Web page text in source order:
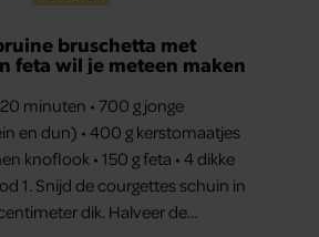
bruschetta met
feta wil je meteen maken
minuten • 700 g jonge
en dun) • 400 g kerstomaatjes
knoflook • 150 g feta • 4 dikke
1. Snijd de courgettes schuin in
dik. Halveer de